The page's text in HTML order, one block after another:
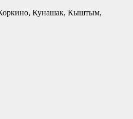
Коркино, Кунашак, Кыштым,